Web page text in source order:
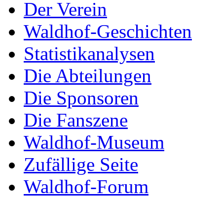
Der Verein
Waldhof-Geschichten
Statistikanalysen
Die Abteilungen
Die Sponsoren
Die Fanszene
Waldhof-Museum
Zufällige Seite
Waldhof-Forum